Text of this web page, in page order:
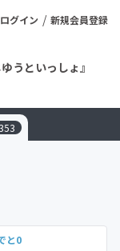
ログイン / 新規会員登録
うといっしょ』
と0